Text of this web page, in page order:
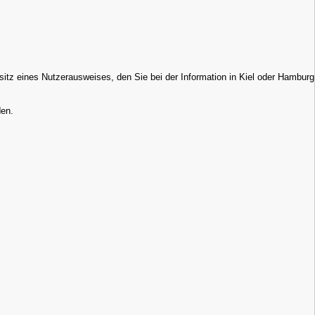
eines Nutzerausweises, den Sie bei der Information in Kiel oder Hamburg